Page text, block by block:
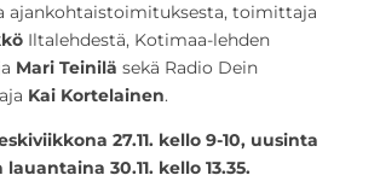
ajankohtaistoimituksesta, toimittaja
Iltalehdestä, Kotimaa-lehden
Mari Teinilä sekä Radio Dein
Kai Kortelainen.
27.11. kello 9-10, uusinta
lauantaina 30.11. kello 13.35.